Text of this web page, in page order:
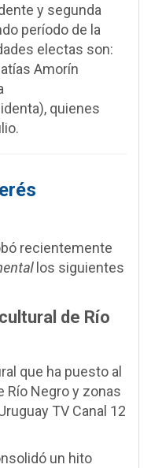
y segunda
período de la
electas son:
Amorín
quienes
recientemente
los siguientes
de Río
que ha puesto al
Río Negro y zonas
TV Canal 12
un hito